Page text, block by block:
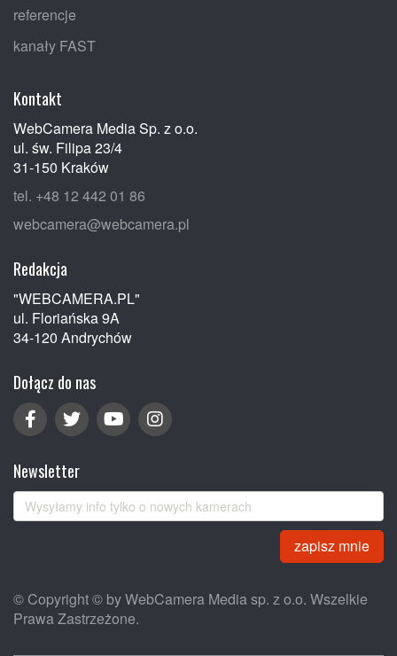
referencje
kanały FAST
Kontakt
WebCamera Media Sp. z o.o.
ul. św. Filipa 23/4
31-150 Kraków
tel. +48 12 442 01 86
webcamera@webcamera.pl
Redakcja
"WEBCAMERA.PL"
ul. Floriańska 9A
34-120 Andrychów
Dołącz do nas
Newsletter
zapisz mnie
© Copyright © by WebCamera Media sp. z o.o. Wszelkie
Prawa Zastrzeżone.